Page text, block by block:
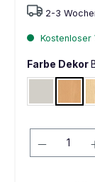
2-3
Kostenloser
Farbe Dekor